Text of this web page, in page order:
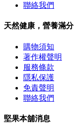
聯絡我們
天然健康，營養滿分
購物須知
著作權聲明
服務條款
隱私保護
免責聲明
聯絡我們
堅果本舖消息